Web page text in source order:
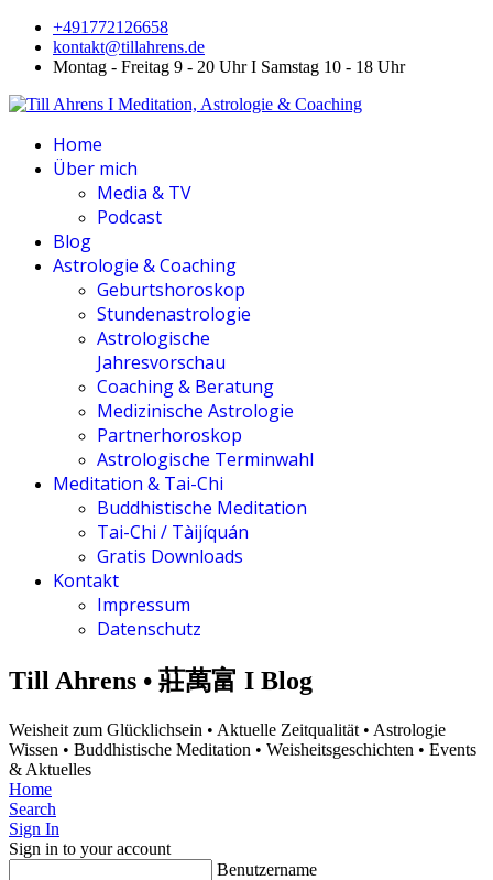
+491772126658
kontakt@tillahrens.de
Montag - Freitag 9 - 20 Uhr I Samstag 10 - 18 Uhr
Home
Über mich
Media & TV
Podcast
Blog
Astrologie & Coaching
Geburtshoroskop
Stundenastrologie
Astrologische
Jahresvorschau
Coaching & Beratung
Medizinische Astrologie
Partnerhoroskop
Astrologische Terminwahl
Meditation & Tai-Chi
Buddhistische Meditation
Tai-Chi / Tàijíquán
Gratis Downloads
Kontakt
Impressum
Datenschutz
Till Ahrens • 莊萬富 I Blog
Weisheit zum Glücklichsein • Aktuelle Zeitqualität • Astrologie
Wissen • Buddhistische Meditation • Weisheitsgeschichten • Events
& Aktuelles
Home
Search
Sign In
Sign in to your account
Benutzername